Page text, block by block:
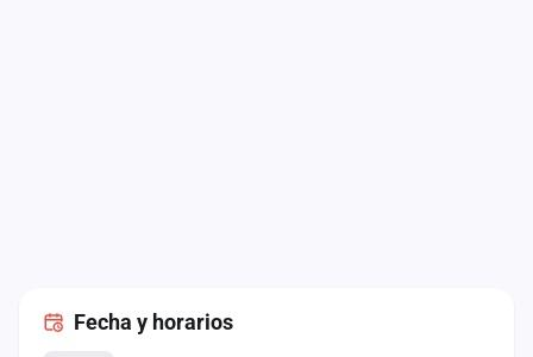
Fecha y horarios
Administración